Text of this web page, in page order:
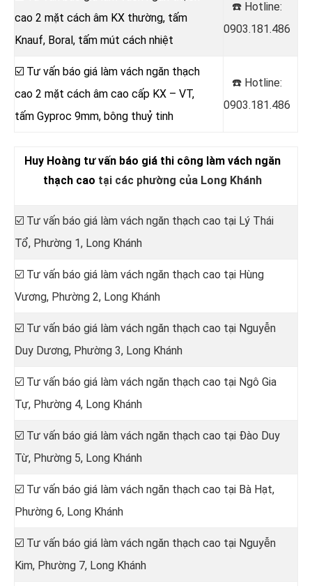
cao 2 mặt cách âm KX thường, tấm
Knauf, Boral, tấm mút cách nhiệt
☎️ Hotline:
0903.181.486
☑️ Tư vấn báo giá làm vách ngăn thạch
cao 2 mặt cách âm cao cấp KX – VT,
tấm Gyproc 9mm, bông thuỷ tinh
☎️ Hotline:
0903.181.486
Huy Hoàng tư vấn báo giá thi công làm vách ngăn
thạch cao tại các phường của Long Khánh
☑️ Tư vấn báo giá làm vách ngăn thạch cao tại Lý Thái
Tổ, Phường 1, Long Khánh
☑️ Tư vấn báo giá làm vách ngăn thạch cao tại Hùng
Vương, Phường 2, Long Khánh
☑️ Tư vấn báo giá làm vách ngăn thạch cao tại Nguyễn
Duy Dương, Phường 3, Long Khánh
☑️ Tư vấn báo giá làm vách ngăn thạch cao tại Ngô Gia
Tự, Phường 4, Long Khánh
☑️ Tư vấn báo giá làm vách ngăn thạch cao tại Đào Duy
Từ, Phường 5, Long Khánh
☑️ Tư vấn báo giá làm vách ngăn thạch cao tại Bà Hạt,
Phường 6, Long Khánh
☑️ Tư vấn báo giá làm vách ngăn thạch cao tại Nguyễn
Kim, Phường 7, Long Khánh